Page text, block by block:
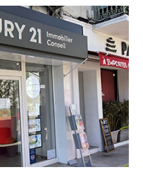
Conseil
Tonner
- 06150
l'agence